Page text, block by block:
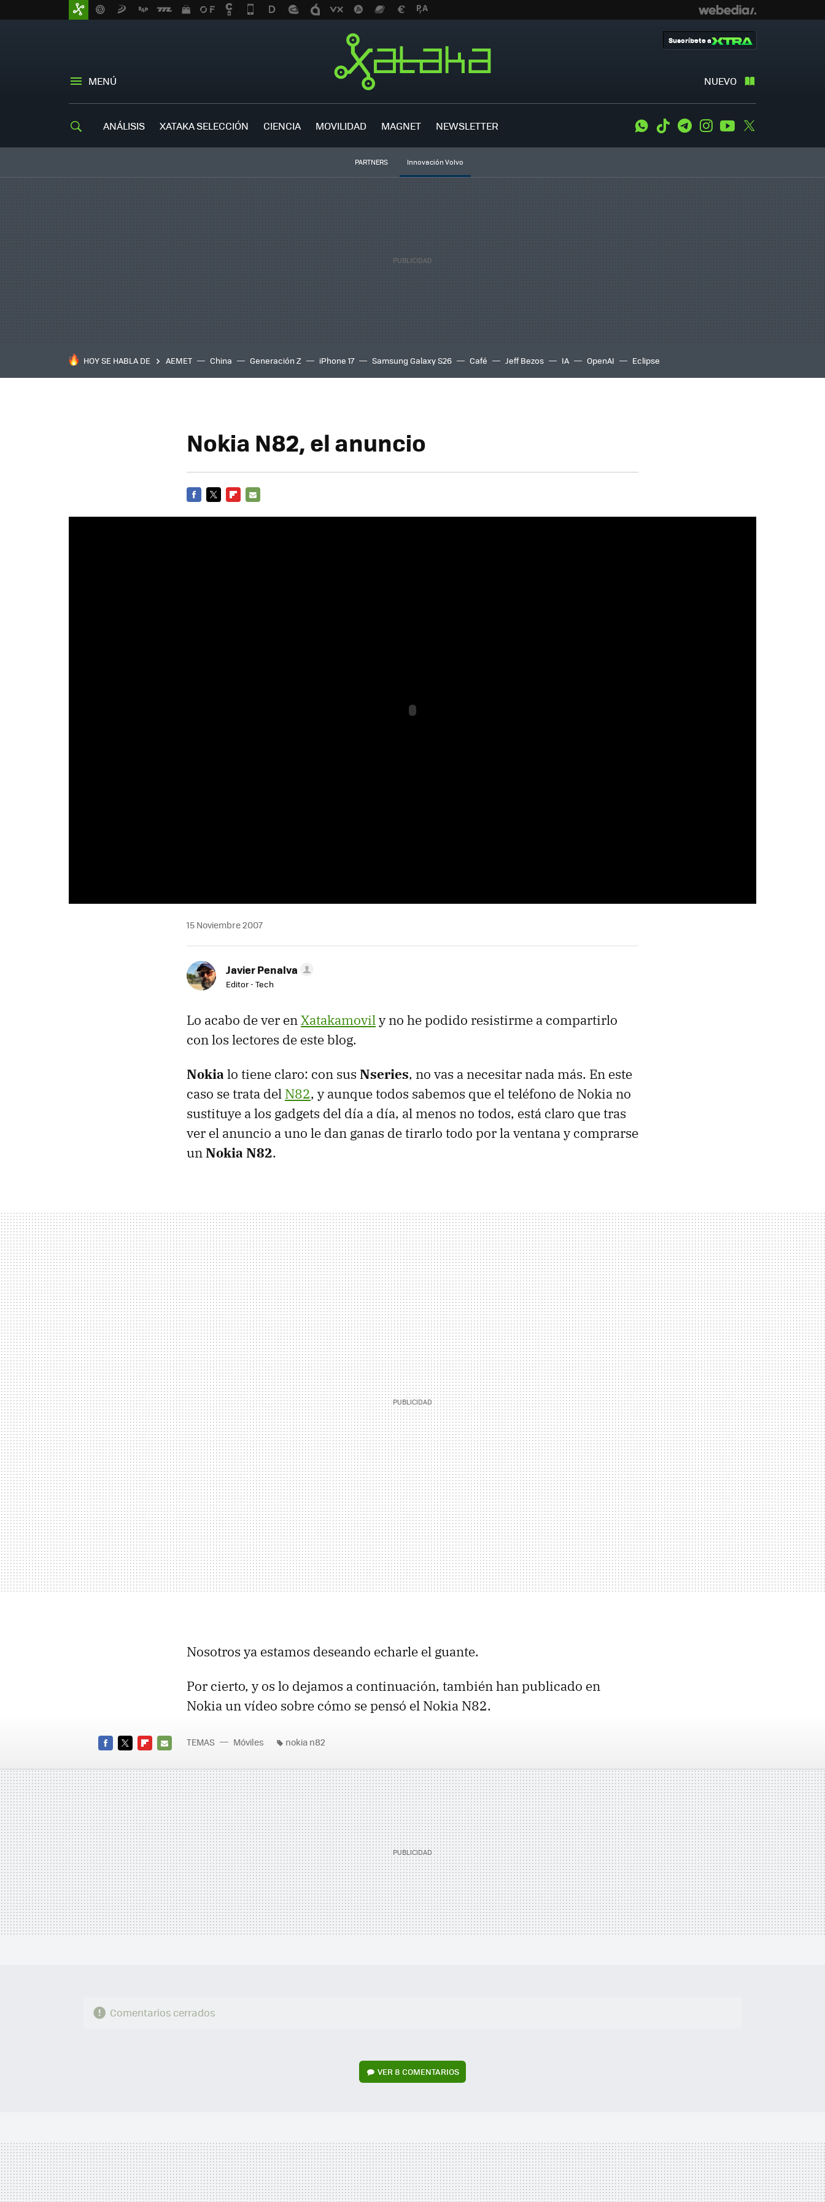
MENÚ NUEVO
Suscríbete a
ANÁLISIS XATAKA SELECCIÓN CIENCIA MOVILIDAD MAGNET NEWSLETTER WhatsApp
Tiktok TelegramInstagramYoutube
PARTNERS Innovación Volvo
HOY SE HABLA DE AEMET China Generación Z iPhone 17 Samsung Galaxy S26 Café Jeff Bezos IA OpenAI Eclipse
Nokia N82, el anuncio
15 Noviembre 2007
Javier Penalva
Editor - Tech
Lo acabo de ver enXatakamovily no he podido resistirme a compartirlo
con los lectores de este blog.
Nokia lo tiene claro: con sus Nseries, no vas a necesitar nada más. En este
caso se trata del N82, y aunque todos sabemos que el teléfono de Nokia no
sustituye a los gadgets del día a día, al menos no todos, está claro que tras
ver el anuncio a uno le dan ganas de tirarlo todo por la ventana y comprarse
unNokia N82.
Nosotros ya estamos deseando echarle el guante.
Por cierto, y os lo dejamos a continuación, también han publicado en
Nokia un vídeo sobre cómo se pensó el Nokia N82.
MAIL
TEMAS Móviles nokia n82
Comentarios cerrados
VER8 COMENTARIOS